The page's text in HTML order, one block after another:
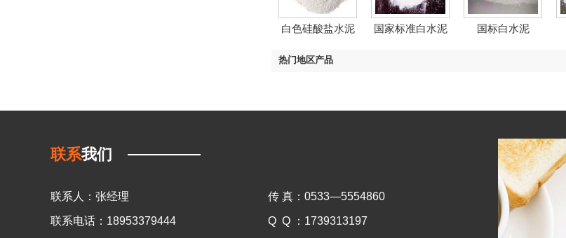
白色硅酸盐水泥 国家标准白水泥 国标白水泥
热门地区产品
联系我们
联系人：张经理
联系电话：18953379444
传 真：0533—5554860
Q Q ：1739313197